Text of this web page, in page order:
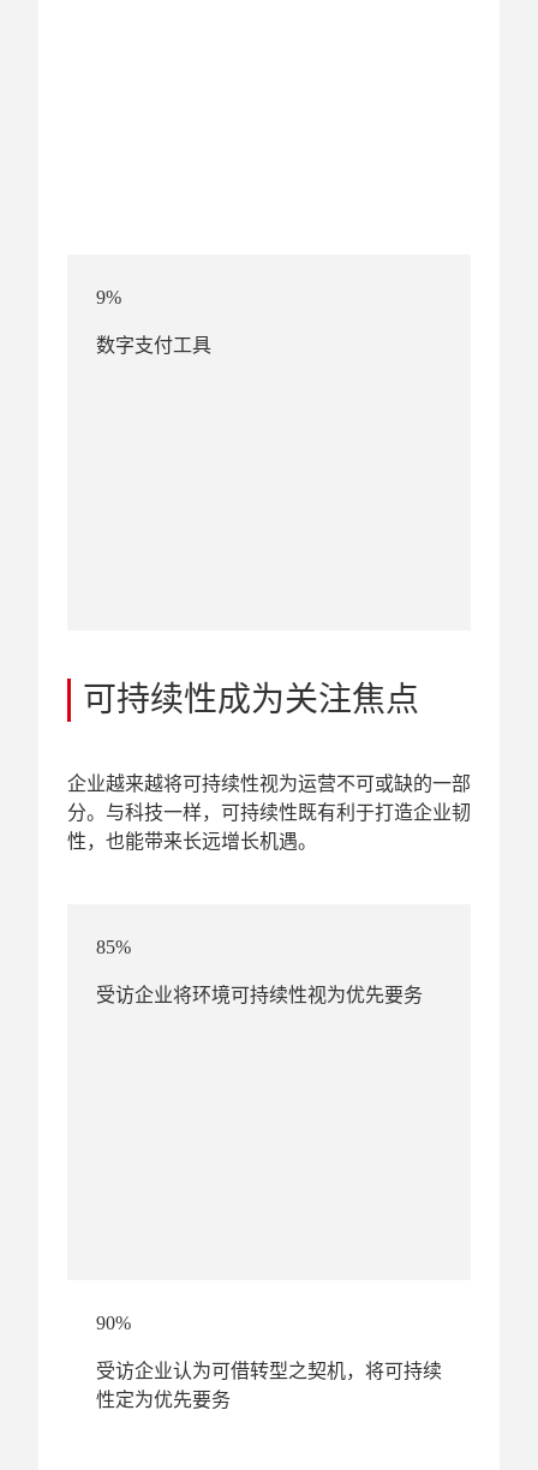
9%
数字支付工具
可持续性成为关注焦点
企业越来越将可持续性视为运营不可或缺的一部
分。与科技一样，可持续性既有利于打造企业韧
性，也能带来长远增长机遇。
85%
受访企业将环境可持续性视为优先要务
90%
受访企业认为可借转型之契机，将可持续
性定为优先要务